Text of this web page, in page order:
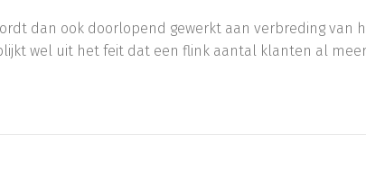
dan ook doorlopend gewerkt aan verbreding
wel uit het feit dat een flink aantal klanten al